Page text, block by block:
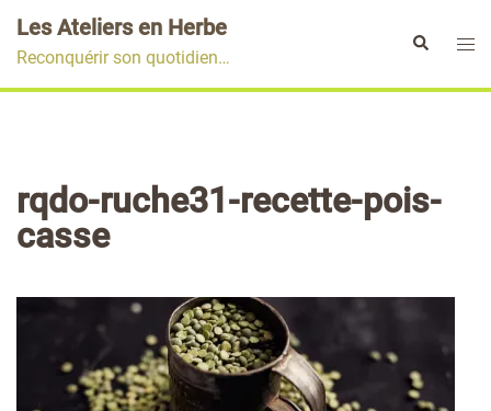
au
contenu
Les Ateliers en Herbe
Reconquérir son quotidien…
Rechercher
rqdo-ruche31-recette-pois-
casse